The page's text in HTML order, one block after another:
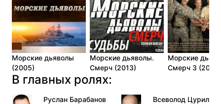
Морские дьяволы
(2005)
Морские дьяволы.
Смерч (2013)
Морские
Смерч 3 (2015)
В главных ролях:
Руслан Барабанов Всеволод Цурило